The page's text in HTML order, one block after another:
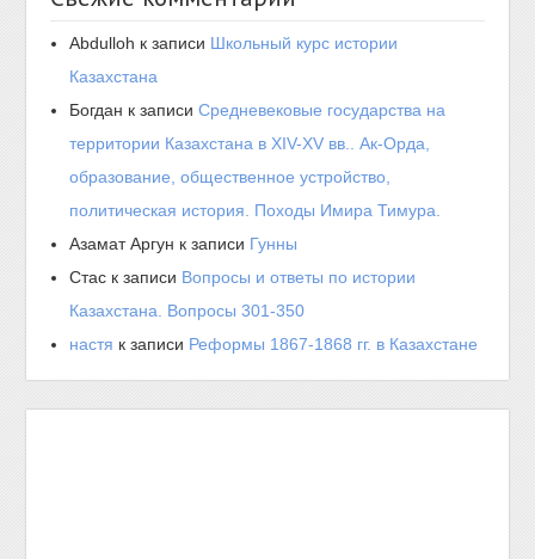
Abdulloh к записи Школьный курс истории
Казахстана
Богдан к записиСредневековые государства на
территории Казахстана в XIV-XV вв.. Ак-Орда,
образование, общественное устройство,
политическая история. Походы Имира Тимура.
Азамат Аргун к записи Гунны
Стас к записи Вопросы и ответы по истории
Казахстана. Вопросы 301-350
настя к записи Реформы 1867-1868 гг. в Казахстане